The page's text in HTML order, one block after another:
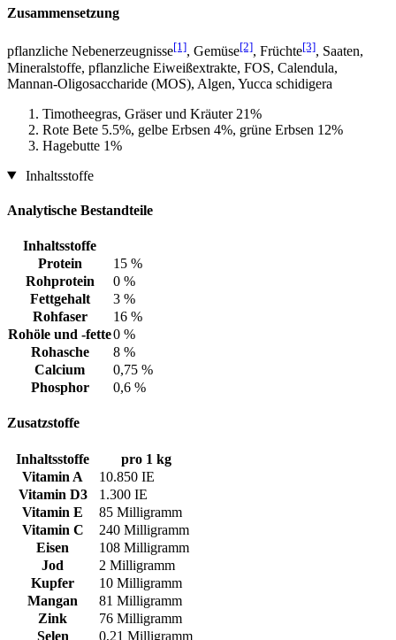
Zusammensetzung
pflanzliche Nebenerzeugnisse[1], Gemüse[2], Früchte[3], Saaten,
Mineralstoffe, pflanzliche Eiweißextrakte, FOS, Calendula,
Mannan-Oligosaccharide (MOS), Algen, Yucca schidigera
Timotheegras, Gräser und Kräuter 21%
Rote Bete 5.5%, gelbe Erbsen 4%, grüne Erbsen 12%
Hagebutte 1%
Inhaltsstoffe
Analytische Bestandteile
Inhaltsstoffe
Protein
15 %
Rohprotein
0 %
Fettgehalt
3 %
Rohfaser
16 %
Rohöle und -fette0 %
Rohasche
8 %
Calcium
0,75 %
Phosphor
0,6 %
Zusatzstoffe
Inhaltsstoffe
pro 1 kg
Vitamin A
10.850 IE
Vitamin D3
1.300 IE
Vitamin E
85 Milligramm
Vitamin C
240 Milligramm
Eisen
108 Milligramm
Jod
2 Milligramm
Kupfer
10 Milligramm
Mangan
81 Milligramm
Zink
76 Milligramm
Selen
0,21 Milligramm